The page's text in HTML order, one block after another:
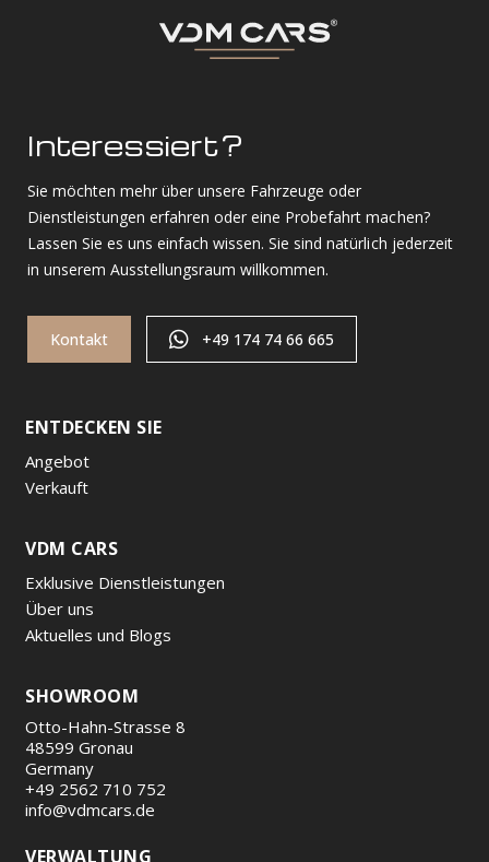
Interessiert?
Sie möchten mehr über unsere Fahrzeuge oder
Dienstleistungen erfahren oder eine Probefahrt machen?
Lassen Sie es uns einfach wissen. Sie sind natürlich jederzeit
in unserem Ausstellungsraum willkommen.
Kontakt +49 174 74 66 665
ENTDECKEN SIE
Angebot
Verkauft
VDM CARS
Exklusive Dienstleistungen
Über uns
Aktuelles und Blogs
SHOWROOM
Otto-Hahn-Strasse 8
48599 Gronau
Germany
+49 2562 710 752
info@vdmcars.de
VERWALTUNG